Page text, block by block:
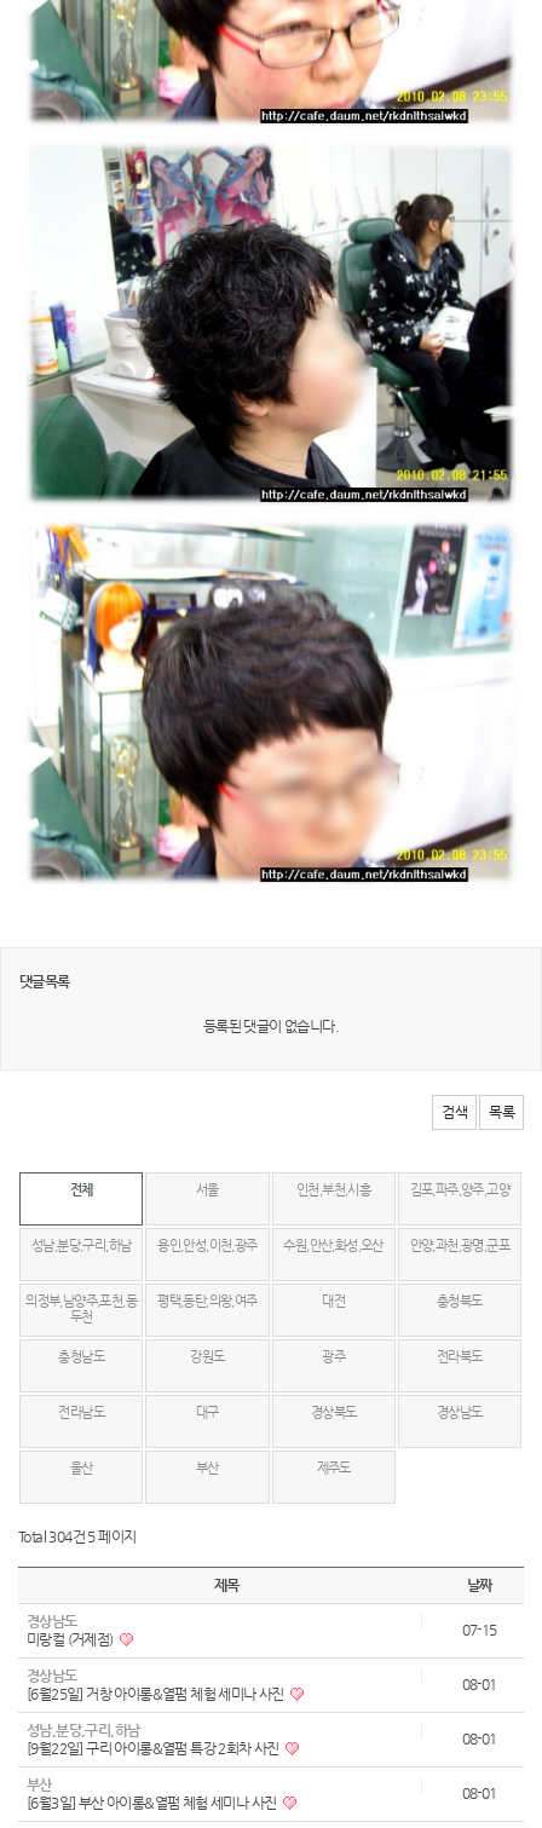
댓글목록
등록된 댓글이 없습니다.
검색 목록
전체 서울 인천,부천,시흥 김포,파주,양주,고양
성남,분당,구리,하남 용인,안성,이천,광주 수원,안산,화성,오산 안양,과천,광명,군포
의정부,남양주,포천,동
두천
평택,동탄,의왕,여주 대전 충청북도
충청남도 강원도 광주 전라북도
전라남도 대구 경상북도 경상남도
울산 부산 제주도
Total 304건 5 페이지
제목 날짜
경상남도
미랑컬 (거제점)
07-15
경상남도
[6월25일] 거창 아이롱&열펌 체험 세미나 사진
08-01
성남,분당,구리,하남
[9월22일] 구리 아이롱&열펌 특강 2회차 사진
08-01
부산
[6월3일] 부산 아이롱&열펌 체험 세미나 사진
08-01